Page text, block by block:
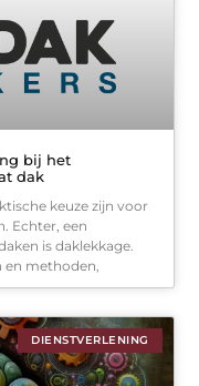
bij het
dak
keuze zijn voor
Echter, een
is daklekkage.
en methoden,
DIENSTVERLENING